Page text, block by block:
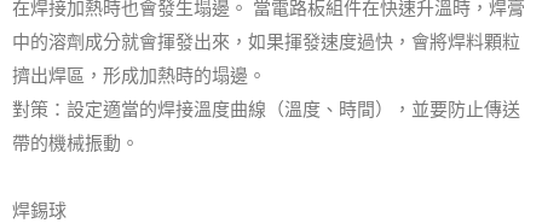
在焊接加熱時也會發生塌邊。 當電路板組件在快速升溫時，焊膏
中的溶劑成分就會揮發出來，如果揮發速度過快，會將焊料顆粒
擠出焊區，形成加熱時的塌邊。
對策：設定適當的焊接溫度曲線（溫度、時間），並要防止傳送
帶的機械振動。
焊錫球